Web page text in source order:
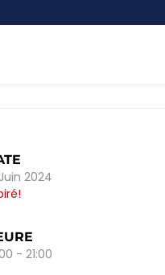
2024
- 21:00